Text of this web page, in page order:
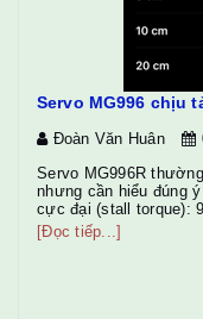
Servo MG996 chịu
Đoàn Văn Huân
Servo MG996R
nhưng cần hiểu đúng ý nghĩa
cực đại (stall torque): 9–9,5 kg·cm tại 4,8 V 11 kg·cm tại 6 V
Điều đó có nghĩa là: Tuy nhiên trong thực tế không nên chạy ở
giới hạn này. Để servo
[Đọc tiếp...]